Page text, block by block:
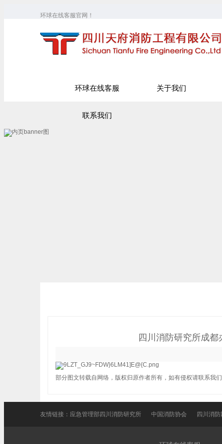
环球在线客服官网！
环球在线客服 关于我们
联系我们
四川消防研究所成
部分图文转载自网络，版权归原作者所有，如有侵权请联系我
友情链接： 应急管理部四川消防研究所 中国消防协会 四川消防